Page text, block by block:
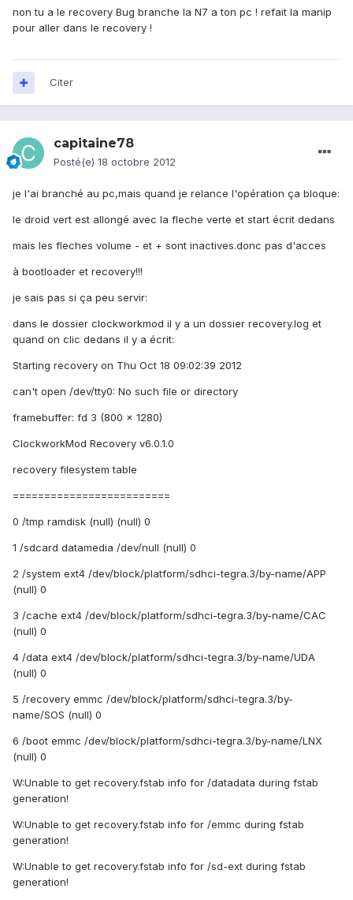
non tu a le recovery Bug branche la N7 a ton pc ! refait la manip
pour aller dans le recovery !
Citer
capitaine78
Posté(e) 18 octobre 2012
je l'ai branché au pc,mais quand je relance l'opération ça bloque:
le droid vert est allongé avec la fleche verte et start écrit dedans
mais les fleches volume - et + sont inactives.donc pas d'acces
à bootloader et recovery!!!
je sais pas si ça peu servir:
dans le dossier clockworkmod il y a un dossier recovery.log et
quand on clic dedans il y a écrit:
Starting recovery on Thu Oct 18 09:02:39 2012
can't open /dev/tty0: No such file or directory
framebuffer: fd 3 (800 x 1280)
ClockworkMod Recovery v6.0.1.0
recovery filesystem table
=========================
0 /tmp ramdisk (null) (null) 0
1 /sdcard datamedia /dev/null (null) 0
2 /system ext4 /dev/block/platform/sdhci-tegra.3/by-name/APP
(null) 0
3 /cache ext4 /dev/block/platform/sdhci-tegra.3/by-name/CAC
(null) 0
4 /data ext4 /dev/block/platform/sdhci-tegra.3/by-name/UDA
(null) 0
5 /recovery emmc /dev/block/platform/sdhci-tegra.3/by-
name/SOS (null) 0
6 /boot emmc /dev/block/platform/sdhci-tegra.3/by-name/LNX
(null) 0
W:Unable to get recovery.fstab info for /datadata during fstab
generation!
W:Unable to get recovery.fstab info for /emmc during fstab
generation!
W:Unable to get recovery.fstab info for /sd-ext during fstab
generation!